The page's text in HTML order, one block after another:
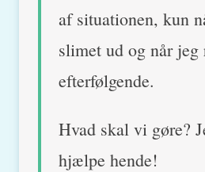
af situationen, kun
slimet ud og når jeg
efterfølgende.
Hvad skal vi gøre?
hjælpe hende!